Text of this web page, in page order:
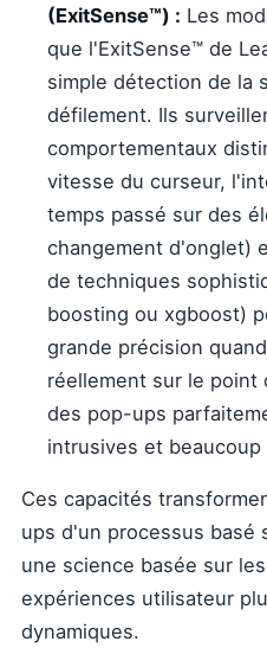
(ExitSense™) : Les
que l'ExitSense™ de
simple détection de la
défilement. Ils
comportementaux
vitesse du curseur,
temps passé sur des
changement d'onglet)
de techniques
boosting ou xgboost)
grande précision
réellement sur le point
des pop-ups
intrusives et
Ces capacités
ups d'un processus basé
une science basée sur
expériences utilisateur
dynamiques.